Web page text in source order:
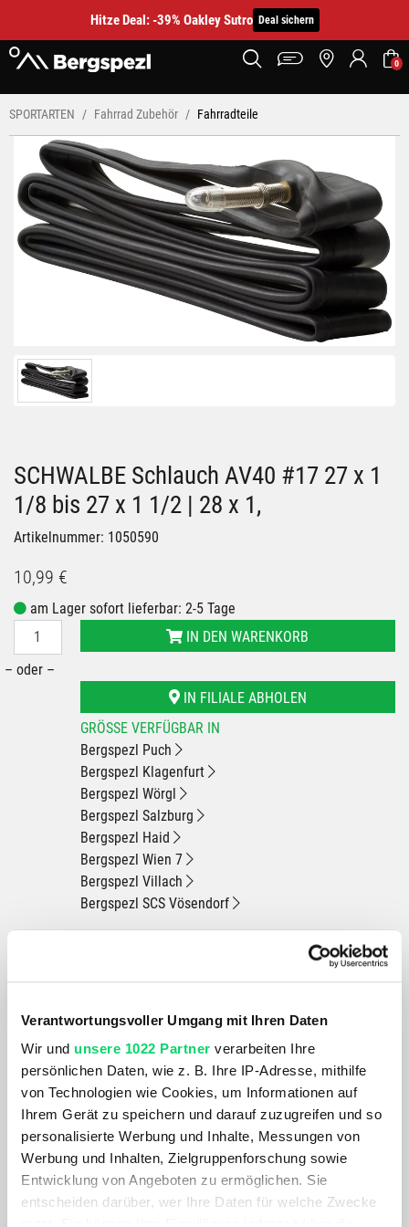
Verantwortungsvoller Umgang mit Ihren Daten
Wir und unsere 1022 Partner verarbeiten Ihre
persönlichen Daten, wie z. B. Ihre IP-Adresse, mithilfe
von Technologien wie Cookies, um Informationen auf
Ihrem Gerät zu speichern und darauf zuzugreifen und so
personalisierte Werbung und Inhalte, Messungen von
Werbung und Inhalten, Zielgruppenforschung sowie
Entwicklung von Angeboten zu ermöglichen. Sie
entscheiden darüber, wer Ihre Daten für welche Zwecke
Hitze Deal: -39% Oakley Sutro Deal sichern
0
SPORTARTEN Fahrrad Zubehör Fahrradteile
SCHWALBE Schlauch AV40 #17 27 x 1
1/8 bis 27 x 1 1/2 | 28 x 1,
Artikelnummer: 1050590
10,99 €
am Lager sofort lieferbar: 2-5 Tage
IN DEN WARENKORB
– oder –
IN FILIALE ABHOLEN
GRÖSSE VERFÜGBAR IN
Bergspezl Puch
Bergspezl Klagenfurt
Bergspezl Wörgl
Bergspezl Salzburg
Bergspezl Haid
Bergspezl Wien 7
Bergspezl Villach
Bergspezl SCS Vösendorf
Perfekt für deine Fahrradtouren: Mit dem »Auto/Schrader
700-45C« kannst du deinen Rennrad-Schlauch problemlos
auswechseln. Der hochwertige Gummischlauch verfügt über
ein praktisches Autoventil mit einer Länge von 40 mm.
Dadurch kannst du den Ersatzschlauch ganz bequem an
jeder Tankstelle mit Luft befüllen.